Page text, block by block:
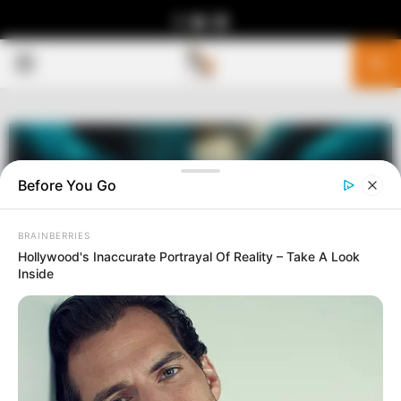
MENU
Before You Go
BRAINBERRIES
Hollywood's Inaccurate Portrayal Of Reality – Take A Look
Inside